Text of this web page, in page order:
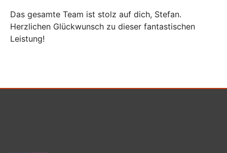
Das gesamte Team ist stolz auf dich, Stefan.
Herzlichen Glückwunsch zu dieser fantastischen
Leistung!